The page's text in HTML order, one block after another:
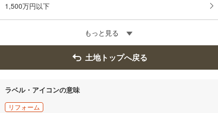
1,500万円以下
もっと見る
土地トップへ戻る
ラベル・アイコンの意味
リフォーム